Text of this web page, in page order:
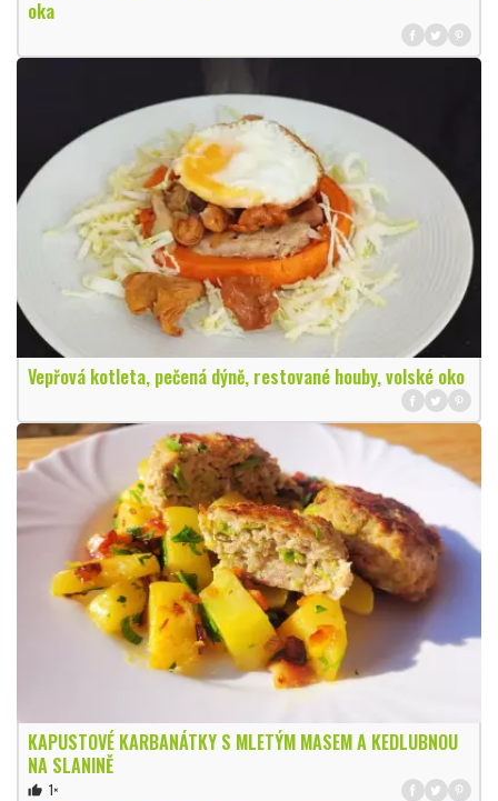
oka
Vepřová kotleta, pečená dýně, restované houby, volské oko
KAPUSTOVÉ KARBANÁTKY S MLETÝM MASEM A KEDLUBNOU
NA SLANINĚ
thumb_up 1×